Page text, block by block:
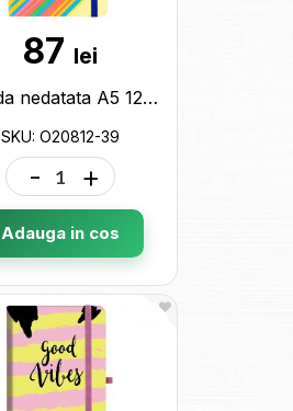
87 lei
Agenda nedatata A5 128 foi cu elastic (cop.tare) linii O20812-39
SKU: O20812-39
- +
Adauga in cos